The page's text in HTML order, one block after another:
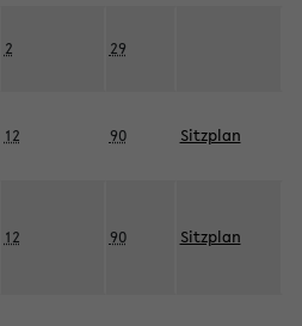
2 29
12 90 Sitzplan
12 90 Sitzplan